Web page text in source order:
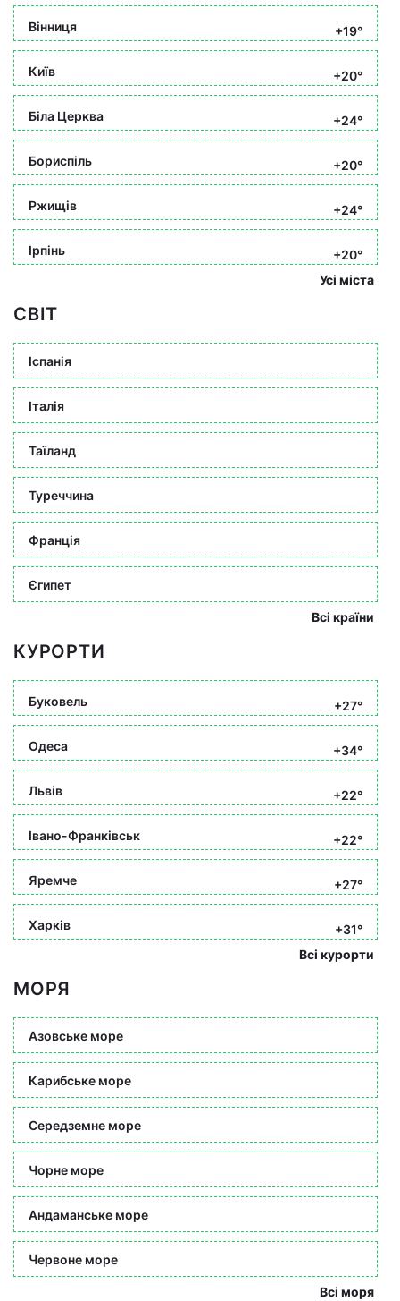
Вінниця +19°
Київ +20°
Біла Церква +24°
Бориспіль +20°
Ржищів +24°
Ірпінь
+20°
Усі міста
СВІТ
Іспанія
Італія
Таїланд
Туреччина
Франція
Єгипет
Всі країни
КУРОРТИ
Буковель +27°
Одеса +34°
Львів +22°
Івано-Франківськ +22°
Яремче +27°
Харків
+31°
Всі курорти
МОРЯ
Азовське море
Карибське море
Середземне море
Чорне море
Андаманське море
Червоне море
Всі моря